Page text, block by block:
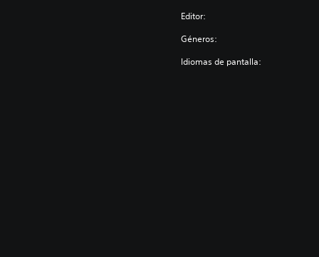
Editor:
Géneros:
Idiomas de pantalla: